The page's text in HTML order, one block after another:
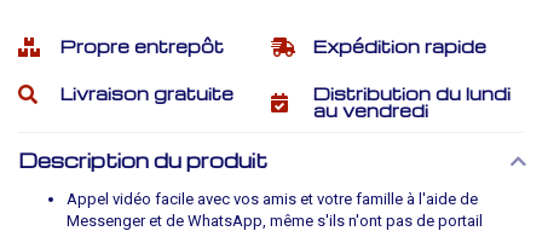
Propre entrepôt Expédition rapide
Livraison gratuite Distribution du lundi
au vendredi
Description du produit
Appel vidéo facile avec vos amis et votre famille à l'aide de
Messenger et de WhatsApp, même s'ils n'ont pas de portail